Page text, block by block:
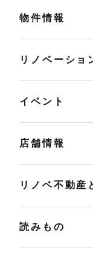
物件情報
リノベーショ
イベント
店舗情報
リノベ不動産
読みもの